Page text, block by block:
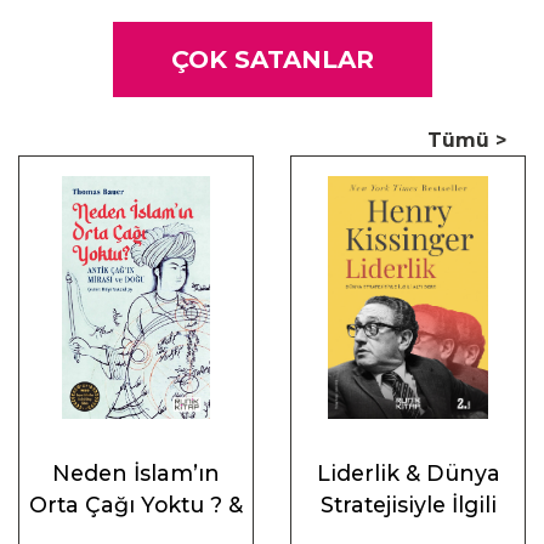
ÇOK SATANLAR
Tümü >
Neden İslam’ın
Orta Çağı Yoktu ? &
Liderlik & Dünya
Stratejisiyle İlgili